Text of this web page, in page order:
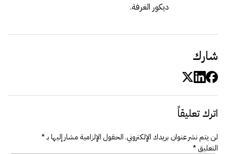
ديكور الغرفة.
شارك
اترك تعليقاً
لن يتم نشر عنوان بريدك الإلكتروني.الحقول الإلزامية مشار إليها بـ*
التعليق*